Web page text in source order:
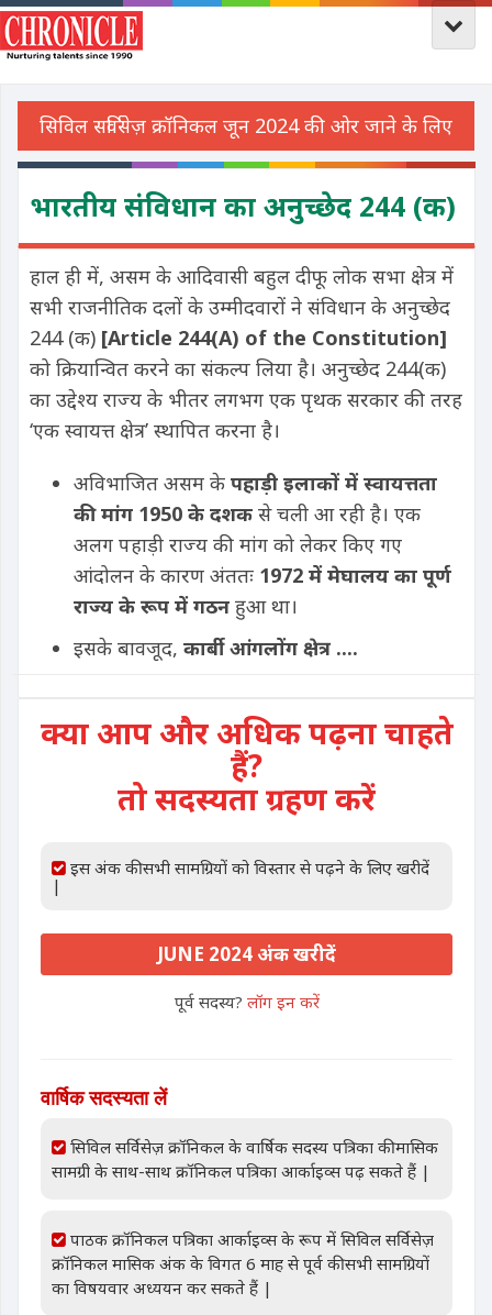
भारतीय संविधान का अनुच्छेद 244 (क)
हाल ही में, असम के आदिवासी बहुल दीफू लोक सभा क्षेत्र में
सभी राजनीतिक दलों के उम्मीदवारों ने संविधान के अनुच्छेद
244 (क) [Article 244(A) of the Constitution]
को क्रियान्वित करने का संकल्प लिया है। अनुच्छेद 244(क)
का उद्देश्य राज्य के भीतर लगभग एक पृथक सरकार की तरह
‘एक स्वायत्त क्षेत्र’ स्थापित करना है।
अविभाजित असम के पहाड़ी इलाकों में स्वायत्तता
की मांग 1950 के दशक से चली आ रही है। एक
अलग पहाड़ी राज्य की मांग को लेकर किए गए
आंदोलन के कारण अंततः 1972 में मेघालय का पूर्ण
राज्य के रूप में गठन हुआ था।
इसके बावजूद, कार्बी आंगलोंग क्षेत्र ....
क्या आप और अधिक पढ़ना चाहते
हैं?
तो सदस्यता ग्रहण करें
इस अंक की सभी सामग्रियों को विस्तार से पढ़ने के लिए खरीदें
|
JUNE 2024 अंक खरीदें
पूर्व सदस्य? लॉग इन करें
वार्षिक सदस्यता लें
सिविल सर्विसेज़ क्रॉनिकल के वार्षिक सदस्य पत्रिका की मासिक
सामग्री के साथ-साथ क्रॉनिकल पत्रिका आर्काइव्स पढ़ सकते हैं |
पाठक क्रॉनिकल पत्रिका आर्काइव्स के रूप में सिविल सर्विसेज़
क्रॉनिकल मासिक अंक के विगत 6 माह से पूर्व की सभी सामग्रियों
का विषयवार अध्ययन कर सकते हैं |